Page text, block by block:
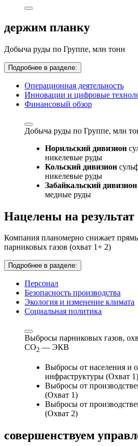
держим планку
Добыча руды по Группе, млн тонн
Подробнее в разделе:
Операционная деятельность
Инновации и цифровые
Финансовый обзор
Добыча руды по Группе, млн
Норильский дивизион
никелевые руды
Кольский дивизион
никелевые руды
Забайкальский дивизион
медные руды
Нацелены на результат
Компания планомерно снижает
парниковых газов (охват 1+ 2)
Подробнее в разделе:
Персонал
Безопасность производства
Экология и изменение климата
Социальная политика
Выбросы парниковых газов,
СО2 — ЭКВ
Выбросы от населения и
инфраструктуры (Охват 1)
Выбросы от
(Охват 1)
Выбросы от
(Охват 2)
совершенствуем